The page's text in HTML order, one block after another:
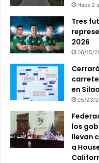
Hace 2
Tres
2026
06/15/
en Silao
05/23/
los
llevan
a